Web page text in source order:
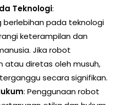
Teknologi:
pada teknologi
keterampilan dan
Jika robot
atau diretas oleh musuh,
secara signifikan.
: Penggunaan robot